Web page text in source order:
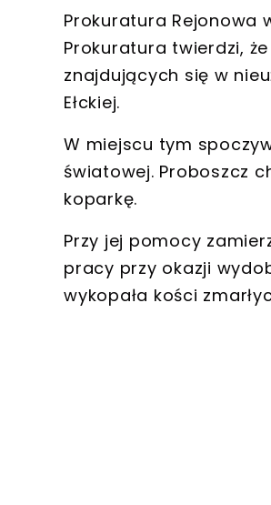
Prokuratura Rejonowa
Prokuratura twierdzi,
znajdujących się w
Ełckiej.
W miejscu tym
światowej. Proboszcz
koparkę.
Przy jej pomocy
pracy przy okazji
wykopała kości